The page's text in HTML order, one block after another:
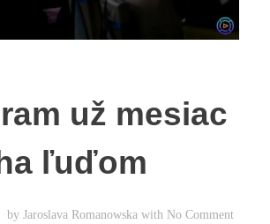
už mesiac
ľuďom
by Jaroslava Romanowska with No Comment